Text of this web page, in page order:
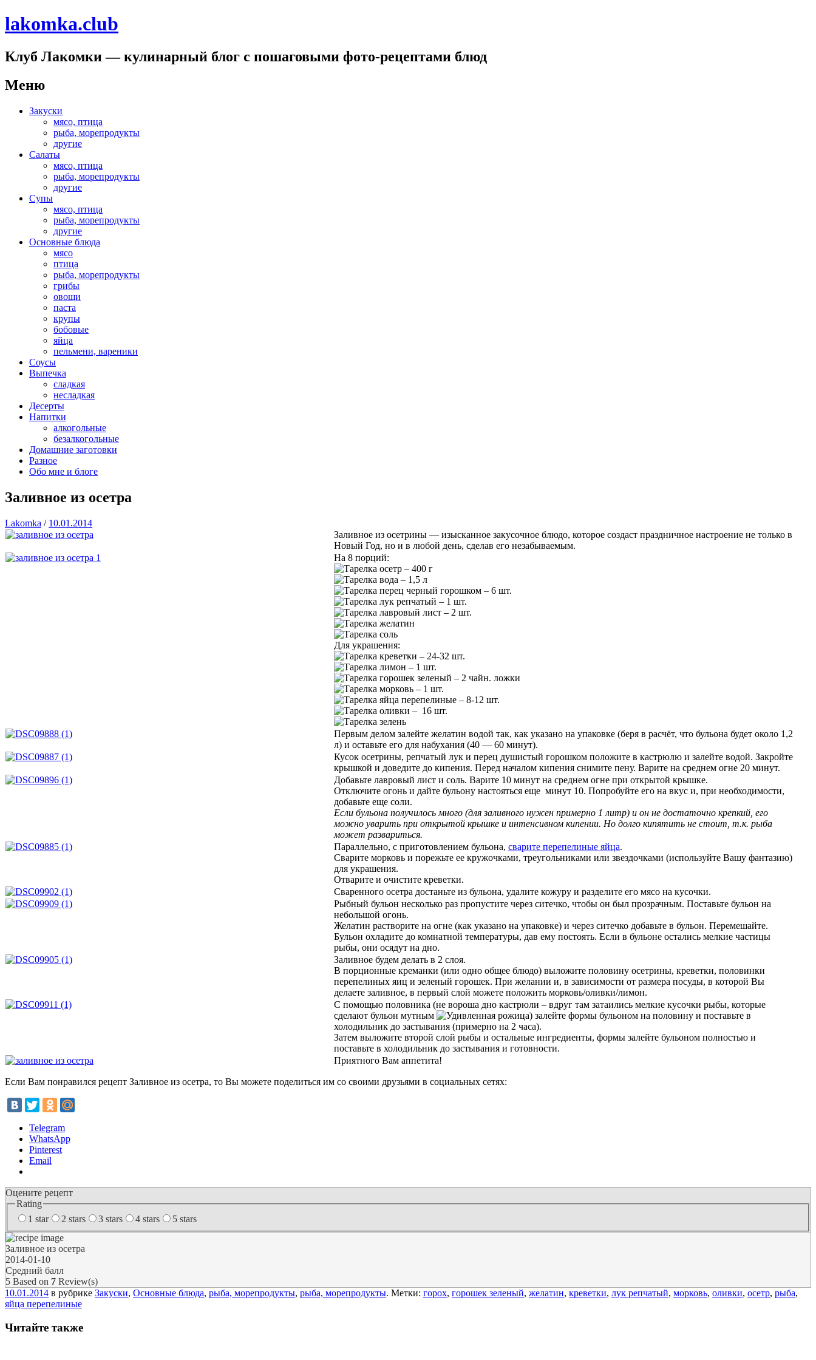
lakomka.club
Клуб Лакомки — кулинарный блог с пошаговыми фото-рецептами блюд
Меню
Перейти
содержимому
Закуски
мясо, птица
рыба, морепродукты
другие
Салаты
мясо, птица
рыба, морепродукты
другие
Супы
мясо, птица
рыба, морепродукты
другие
Основные блюда
мясо
птица
рыба, морепродукты
грибы
овощи
паста
крупы
бобовые
яйца
пельмени, вареники
Соусы
Выпечка
сладкая
несладкая
Десерты
Напитки
алкогольные
безалкогольные
Домашние заготовки
Разное
Обо мне и блоге
Заливное из осетра
Lakomka / 10.01.2014
Заливное из осетрины — изысканное закусочное блюдо, которое создаст праздничное настроение не только в
Новый Год, но и в любой день, сделав его незабываемым.
На 8 порций:
осетр – 400 г
вода – 1,5 л
перец черный горошком – 6 шт.
лук репчатый – 1 шт.
лавровый лист – 2 шт.
желатин
соль
Для украшения:
креветки – 24-32 шт.
лимон – 1 шт.
горошек зеленый – 2 чайн. ложки
морковь – 1 шт.
яйца перепелиные – 8-12 шт.
оливки – 16 шт.
зелень
Первым делом залейте желатин водой так, как указано на упаковке (беря в расчёт, что бульона будет около 1,2
л) и оставьте его для набухания (40 — 60 минут).
Кусок осетрины, репчатый лук и перец душистый горошком положите в кастрюлю и залейте водой. Закройте
крышкой и доведите до кипения. Перед началом кипения снимите пену. Варите на среднем огне 20 минут.
Добавьте лавровый лист и соль. Варите 10 минут на среднем огне при открытой крышке.
Отключите огонь и дайте бульону настояться еще минут 10. Попробуйте его на вкус и, при необходимости,
добавьте еще соли.
Если бульона получилось много (для заливного нужен примерно 1 литр) и он не достаточно крепкий, его
можно уварить при открытой крышке и интенсивном кипении. Но долго кипятить не стоит, т.к. рыба
может развариться.
Параллельно, с приготовлением бульона, сварите перепелиные яйца.
Сварите морковь и порежьте ее кружочками, треугольниками или звездочками (используйте Вашу фантазию)
для украшения.
Отварите и очистите креветки.
Сваренного осетра достаньте из бульона, удалите кожуру и разделите его мясо на кусочки.
Рыбный бульон несколько раз пропустите через ситечко, чтобы он был прозрачным. Поставьте бульон на
небольшой огонь.
Желатин растворите на огне (как указано на упаковке) и через ситечко добавьте в бульон. Перемешайте.
Бульон охладите до комнатной температуры, дав ему постоять. Если в бульоне остались мелкие частицы
рыбы, они осядут на дно.
Заливное будем делать в 2 слоя.
В порционные креманки (или одно общее блюдо) выложите половину осетрины, креветки, половинки
перепелиных яиц и зеленый горошек. При желании и, в зависимости от размера посуды, в которой Вы
делаете заливное, в первый слой можете положить морковь/оливки/лимон.
С помощью половника (не вороша дно кастрюли – вдруг там затаились мелкие кусочки рыбы, которые
сделают бульон мутным
) залейте формы бульоном на половину и поставьте в
холодильник до застывания (примерно на 2 часа).
Затем выложите второй слой рыбы и остальные ингредиенты, формы залейте бульоном полностью и
поставьте в холодильник до застывания и готовности.
Приятного Вам аппетита!
Если Вам понравился рецепт Заливное из осетра, то Вы можете поделиться им со своими друзьями в социальных сетях:
Telegram
WhatsApp
Pinterest
Email
Оцените рецепт
Rating
1 star
2 stars 3 stars 4 stars 5 stars
Заливное из осетра
2014-01-10
Средний балл
5 Based on 7 Review(s)
10.01.2014 в рубрике Закуски, Основные блюда, рыба, морепродукты, рыба, морепродукты. Метки: горох, горошек зеленый, желатин, креветки, лук репчатый, морковь, оливки, осетр, рыба,
яйца перепелиные
Читайте также